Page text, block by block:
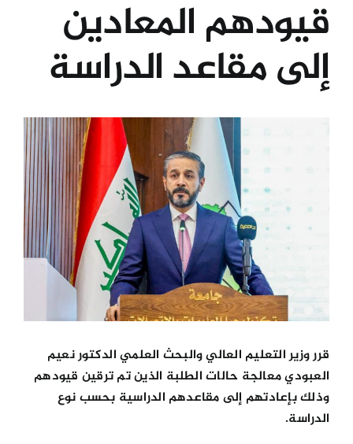
الخدمات
اتصل بنا
قيودهم المعادين
إلى مقاعد الدراسة
قرر وزير التعليم العالي والبحث العلمي الدكتور نعيم
العبودي معالجة حالات الطلبة الذين تم ترقين قيودهم
وذلك بإعادتهم إلى مقاعدهم الدراسية بحسب نوع
الدراسة.